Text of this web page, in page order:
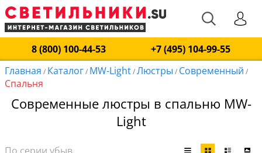
8 (800) 100-44-53
+7 (495) 104-99-55
Главная / Каталог/ MW-Light/Люстры / Современный /
Спальня
Современные люстры в спальню MW-
Light